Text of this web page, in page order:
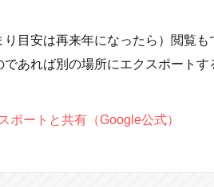
目安は再来年になったら）閲覧
であれば別の場所にエクスポート
ポートと共有（Google公式）